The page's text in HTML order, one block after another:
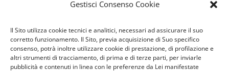
Gestisci Consenso Cookie
Il Sito utilizza cookie tecnici e analitici, necessari ad assicurare il suo
corretto funzionamento. Il Sito, previa acquisizione di Suo specifico
consenso, potrà inoltre utilizzare cookie di prestazione, di profilazione e
altri strumenti di tracciamento, di prima e di terze parti, per inviarle
pubblicità e contenuti in linea con le preferenze da Lei manifestate
Indietro Avanti
16 Maggio 2016 | Feste,News